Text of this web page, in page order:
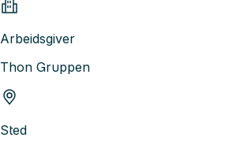
Arbeidsgiver
Thon Gruppen
Sted